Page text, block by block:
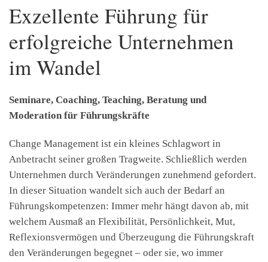
Exzellente Führung für
erfolgreiche Unternehmen
im Wandel
Seminare, Coaching, Teaching, Beratung und
Moderation für Führungskräfte
Change Management ist ein kleines Schlagwort in
Anbetracht seiner großen Tragweite. Schließlich werden
Unternehmen durch Veränderungen zunehmend gefordert.
In dieser Situation wandelt sich auch der Bedarf an
Führungskompetenzen: Immer mehr hängt davon ab, mit
welchem Ausmaß an Flexibilität, Persönlichkeit, Mut,
Reflexionsvermögen und Überzeugung die Führungskraft
den Veränderungen begegnet – oder sie, wo immer